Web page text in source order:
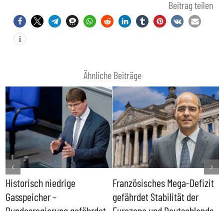
Beitrag teilen
Ähnliche Beiträge
Historisch niedrige
Gasspeicher –
Französisches Mega-Defizit
gefährdet Stabilität der